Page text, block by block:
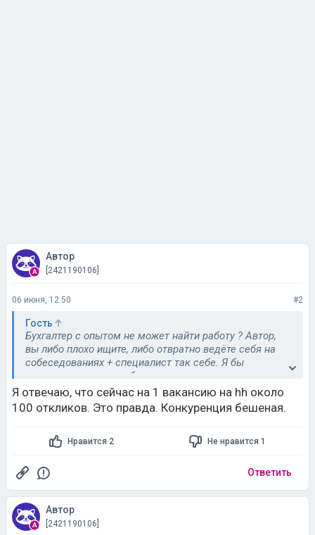
Автор
[2421190106]
06 июня, 12:50 #2
Гость
Бухгалтер с опытом не может найти работу ? Автор,
вы либо плохо ищите, либо отвратно ведёте себя на
собеседованиях + специалист так себе. Я бы
отвечала, что просто было желание отдохнуть т.к.
много работала до этого. Но сейчас полна сил, очень
соскучилась по работе, деньги закончились и надо
возвращаться в строй. Рассказывать грустные
слушать ваша нытье?
Я отвечаю, что сейчас на 1 вакансию на hh около
100 откликов. Это правда. Конкуренция бешеная.
Нравится 2 Не нравится 1
Ответить
Автор
[2421190106]